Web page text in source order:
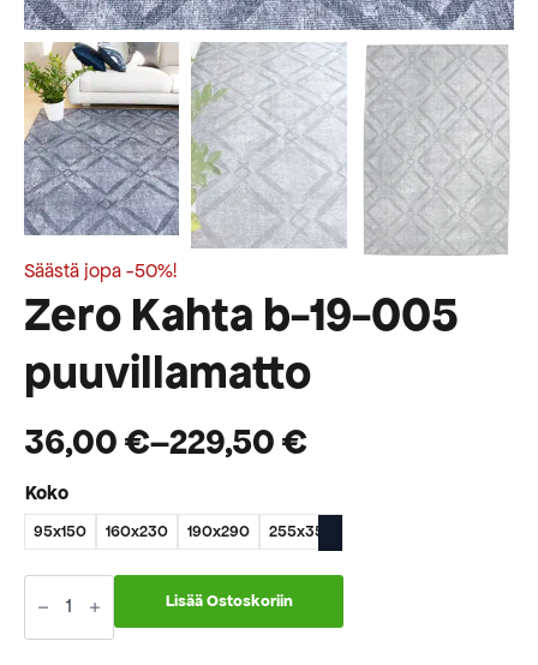
Säästä jopa -50%!
Zero Kahta b-19-005
puuvillamatto
36,00€–229,50€
Hintaluokka:
36,00 €
-
229,50 €
Koko
95x150 160x230 190x290 255x355
Zero
Kahta
19-
Lisää Ostoskoriin